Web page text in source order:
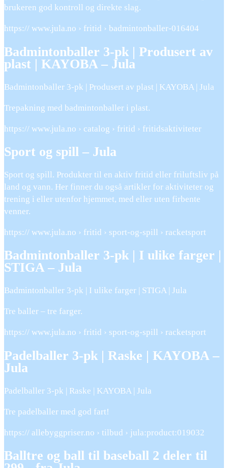
brukeren god kontroll og direkte slag.
https:// www.jula.no › fritid › badmintonballer-016404
Badmintonballer 3-pk | Produsert av
plast | KAYOBA – Jula
Badmintonballer 3-pk | Produsert av plast | KAYOBA | Jula
Trepakning med badmintonballer i plast.
https:// www.jula.no › catalog › fritid › fritidsaktiviteter
Sport og spill – Jula
Sport og spill. Produkter til en aktiv fritid eller friluftsliv på
land og vann. Her finner du også artikler for aktiviteter og
trening i eller utenfor hjemmet, med eller uten firbente
venner.
https:// www.jula.no › fritid › sport-og-spill › racketsport
Badmintonballer 3-pk | I ulike farger |
STIGA – Jula
Badmintonballer 3-pk | I ulike farger | STIGA | Jula
Tre baller – tre farger.
https:// www.jula.no › fritid › sport-og-spill › racketsport
Padelballer 3-pk | Raske | KAYOBA –
Jula
Padelballer 3-pk | Raske | KAYOBA | Jula
Tre padelballer med god fart!
https:// allebyggpriser.no › tilbud › jula:product:019032
Balltre og ball til baseball 2 deler til